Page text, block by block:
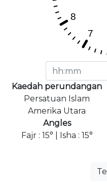
Kaedah perundangan
Persatuan Islam
Amerika Utara
Angles
Fajr : 15° | Isha : 15°